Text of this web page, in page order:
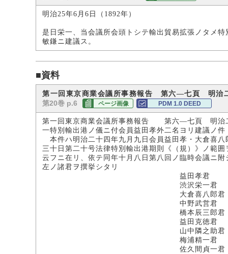
明治25年6月6日（1892年）
是日栄一、当会議所会頭トシテ輸出貿易拡張ノタメ
敏鎌ニ建議ス。
■資料
第一回東京商業会議所事務報告 第六―七頁 明治
第20巻 p.6 ページ画像 PDM 1.0 DEED
第一回東京商業会議所事務報告 第六―七頁 明治
一特別輸出港ノ儀ニ付会員益田孝外二名ヨリ建議ノ件
本件ハ明治二十四年九月九日会員益田孝・大倉喜
三十日第二十号法律特別輸出港期則《（規）》ノ範
云フニ在リ、依テ同年十月八日第八回ノ臨時会議ニ
左ノ諸君ヲ撰挙シタリ
益田孝君
渋沢栄一君
大倉喜八郎君
中野武営君
橋本辰三郎君
益田克徳君
山中隣之助君
梅浦精一君
佐久間貞一君